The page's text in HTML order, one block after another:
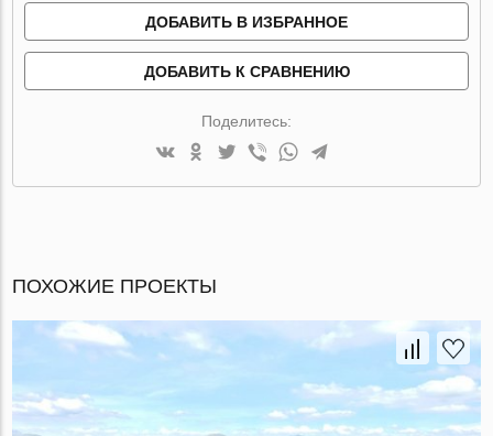
ДОБАВИТЬ В ИЗБРАННОЕ
ДОБАВИТЬ К СРАВНЕНИЮ
Поделитесь:
ПОХОЖИЕ ПРОЕКТЫ